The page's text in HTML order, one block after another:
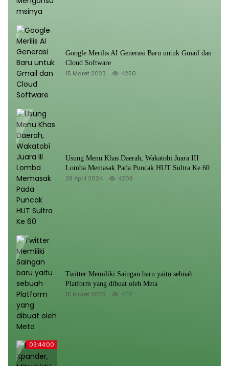
Google Merilis AI Generasi Baru untuk Gmail dan
Cloud Software
15 Maret 2023 4250
Usung Menu Khas Daerah, Wakatobi Juara III
Lomba Memasak Pada Puncak HUT Sultra Ke 60
28 April 2024 4208
Twitter Memiliki Saingan baru yaitu sebuah
Platform yang dibuat oleh Meta
15 Maret 2023 4112
03:44:00